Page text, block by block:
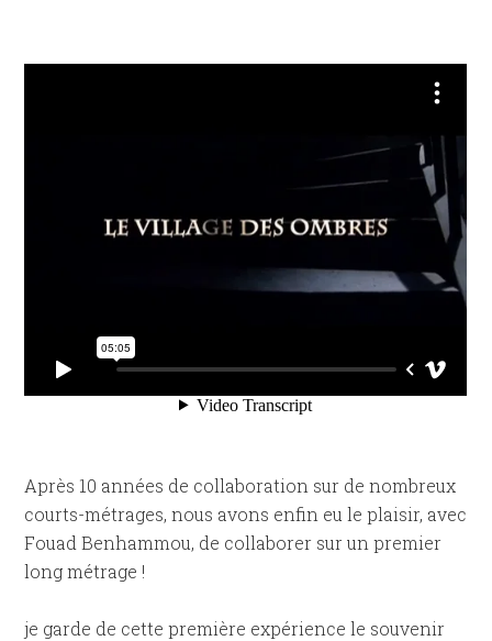
Après 10 années de collaboration sur de nombreux
courts-métrages, nous avons enfin eu le plaisir, avec
Fouad Benhammou, de collaborer sur un premier
long métrage !
je garde de cette première expérience le souvenir